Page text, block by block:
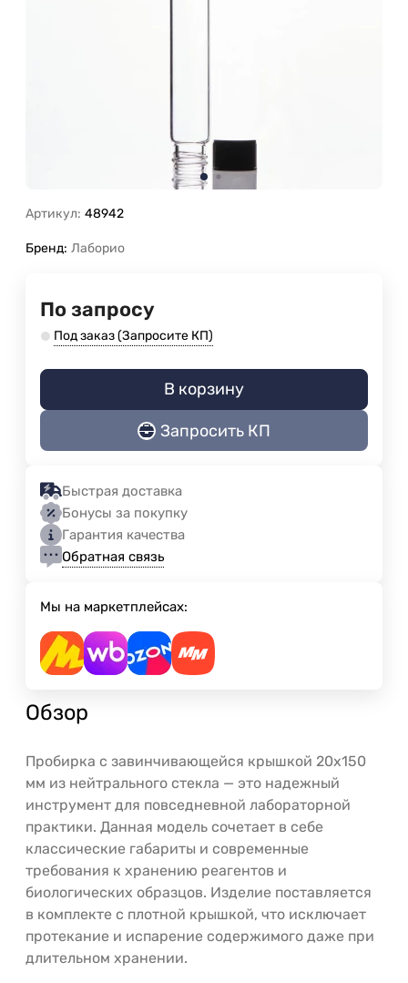
Артикул: 48942
Бренд: Лаборио
По запросу
Под заказ (Запросите КП)
В корзину
Запросить КП
Быстрая доставка
Бонусы за покупку
Гарантия качества
Обратная связь
Мы на маркетплейсах:
Обзор
Пробирка с завинчивающейся крышкой 20х150
мм из нейтрального стекла — это надежный
инструмент для повседневной лабораторной
практики. Данная модель сочетает в себе
классические габариты и современные
требования к хранению реагентов и
биологических образцов. Изделие поставляется
в комплекте с плотной крышкой, что исключает
протекание и испарение содержимого даже при
длительном хранении.